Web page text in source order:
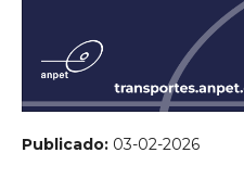
Publicado: 03-02-2026